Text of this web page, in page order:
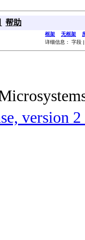
帮助
框架 无框架
详细信息： 字段
version